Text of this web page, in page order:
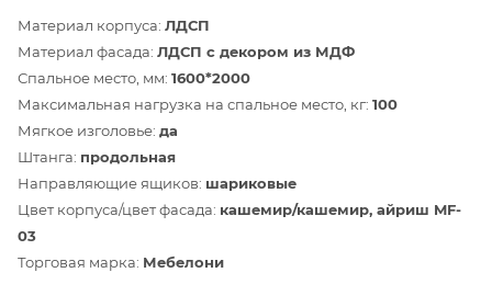
Материал корпуса: ЛДСП
Материал фасада: ЛДСП с декором из МДФ
Спальное место, мм: 1600*2000
Максимальная нагрузка на спальное место, кг: 100
Мягкое изголовье: да
Штанга: продольная
Направляющие ящиков: шариковые
Цвет корпуса/цвет фасада: кашемир/кашемир, айриш MF-
03
Торговая марка: Мебелони